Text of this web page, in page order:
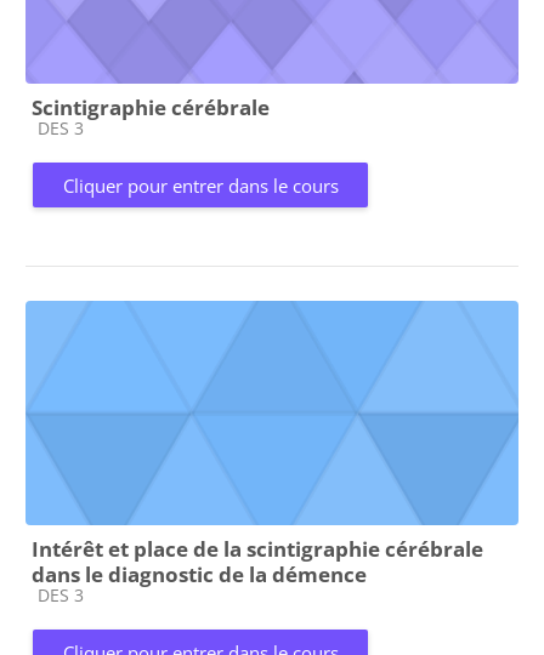
Scintigraphie cérébrale
Catégorie de cours
DES 3
Cliquer pour entrer dans le cours
Intérêt et place de la scintigraphie cérébrale
dans le diagnostic de la démence
Catégorie de cours
DES 3